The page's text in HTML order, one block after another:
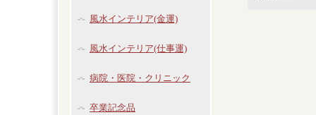
風水インテリア(金運)
風水インテリア(仕事運)
病院・医院・クリニック
卒業記念品